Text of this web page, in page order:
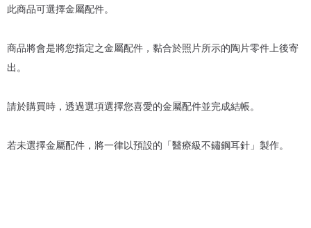
此商品可選擇金屬配件。
商品將會是將您指定之金屬配件，黏合於照片所示的陶片零件上後寄
出。
請於購買時，透過選項選擇您喜愛的金屬配件並完成結帳。
若未選擇金屬配件，將一律以預設的「醫療級不鏽鋼耳針」製作。